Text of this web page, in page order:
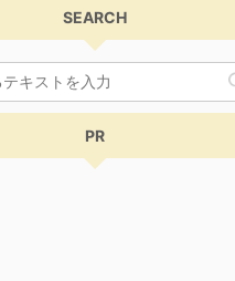
SEARCH
PR